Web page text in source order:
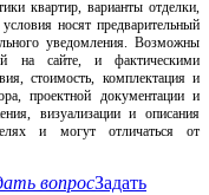
квартир, варианты отделки,
носят предварительный
уведомления. Возможны
на сайте, и фактическими
стоимость, комплектация и
проектной документации и
визуализации и описания
и могут отличаться от
вопросЗадать